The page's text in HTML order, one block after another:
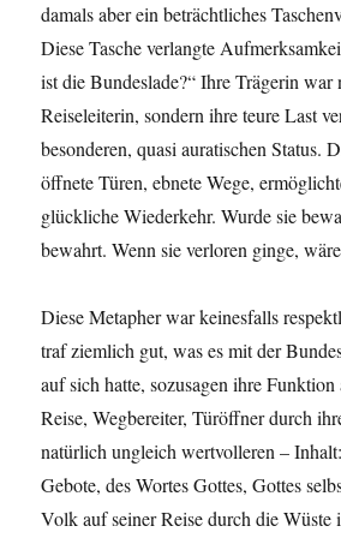
damals aber ein beträchtliches
Diese Tasche verlangte
ist die Bundeslade?“ Ihre Trägerin
Reiseleiterin, sondern ihre teure Last
besonderen, quasi auratischen Status.
öffnete Türen, ebnete Wege,
glückliche Wiederkehr. Wurde sie
bewahrt. Wenn sie verloren ginge,
Diese Metapher war keinesfalls
traf ziemlich gut, was es mit der
auf sich hatte, sozusagen ihre
Reise, Wegbereiter, Türöffner durch
natürlich ungleich wertvolleren –
Gebote, des Wortes Gottes, Gottes
Volk auf seiner Reise durch die Wüste